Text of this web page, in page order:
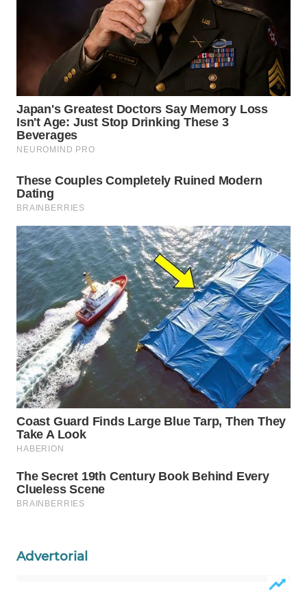
Advertorial
WN
SEMARANG
WN
SOLO
WN
BOROBUDUR
WN
MADURA
WN
SURABAYA
WN
NATUNA
WN
BINTAN
WN
MANDALIKA
WN
LIKUPANG